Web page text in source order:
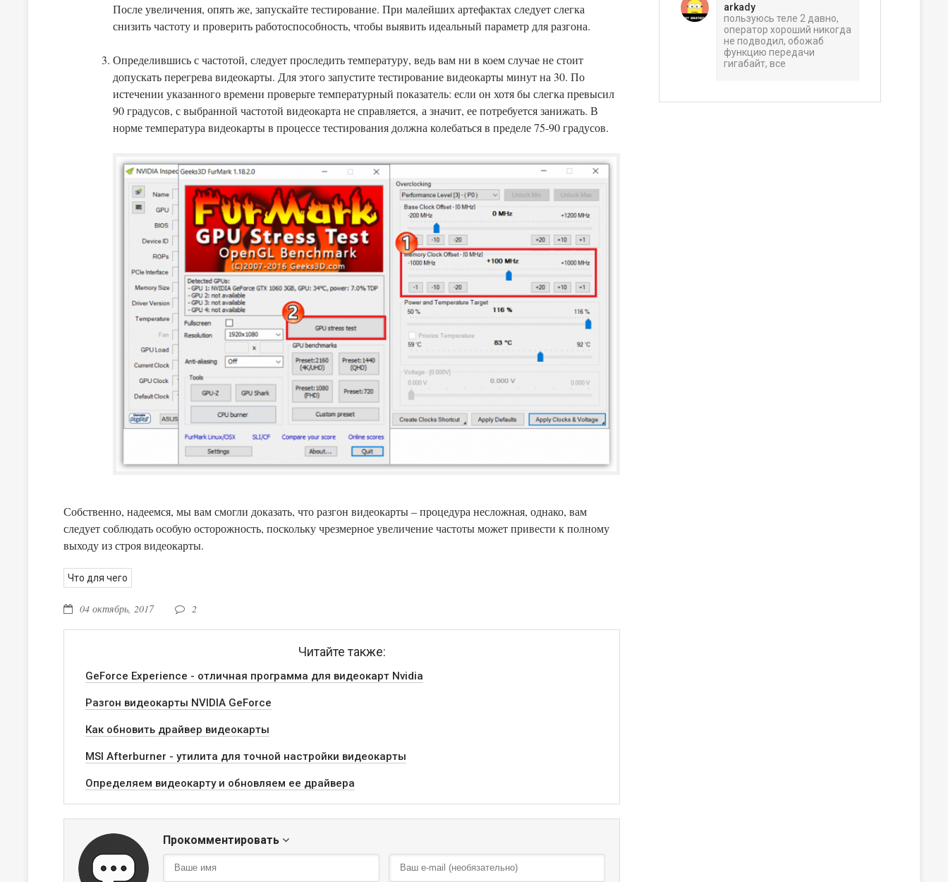
После увеличения, опять же, запускайте тестирование. При малейших артефактах следует слегка
снизить частоту и проверить работоспособность, чтобы выявить идеальный параметр для разгона.
Определившись с частотой, следует проследить температуру, ведь вам ни в коем случае не стоит
допускать перегрева видеокарты. Для этого запустите тестирование видеокарты минут на 30. По
истечении указанного времени проверьте температурный показатель: если он хотя бы слегка превысил
90 градусов, с выбранной частотой видеокарта не справляется, а значит, ее потребуется занижать. В
норме температура видеокарты в процессе тестирования должна колебаться в пределе 75-90 градусов.
Собственно, надеемся, мы вам смогли доказать, что разгон видеокарты – процедура несложная, однако, вам
следует соблюдать особую осторожность, поскольку чрезмерное увеличение частоты может привести к полному
выходу из строя видеокарты.
Что для чего
04 октябрь, 2017 2
Читайте также:
GeForce Experience - отличная программа для видеокарт Nvidia
Разгон видеокарты NVIDIA GeForce
Как обновить драйвер видеокарты
MSI Afterburner - утилита для точной настройки видеокарты
Определяем видеокарту и обновляем ее драйвера
Прокомментировать
arkady
пользуюсь теле 2 давно,
оператор хороший никогда
не подводил, обожаб
функцию передачи
гигабайт, все